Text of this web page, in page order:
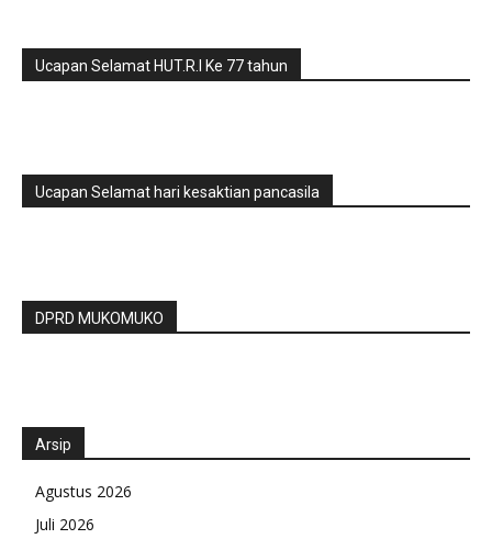
Ucapan Selamat HUT.R.I Ke 77 tahun
Ucapan Selamat hari kesaktian pancasila
DPRD MUKOMUKO
Arsip
Agustus 2026
Juli 2026